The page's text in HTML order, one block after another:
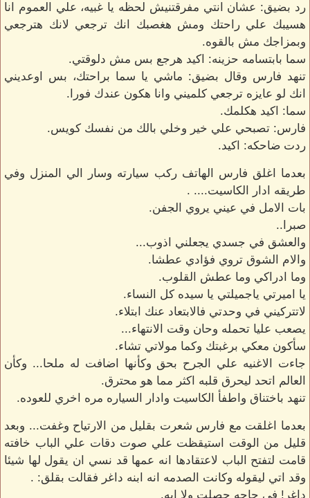
رد بضيق: عشان انتي مفرقتنيش لحظه يا غبيه، علي العموم انا
هسيبك علي راحتك ومش هغصبك انك ترجعي لانك هترجعي
وبمزاجك مش بالقوه.
سما بابتسامه حزينه: اكيد هرجع بس مش دلوقتي.
تنهد فارس وقال بضيق: ماشي يا سما براحتك، بس اوعديني
انك لو عايزه ترجعي كلميني وانا هكون عندك فورا.
سما: اكيد هكلمك.
فارس: تصبحي علي خير وخلي بالك من نفسك كويس.
ردت ضاحكه: اكيد.
بعدما اغلق فارس الهاتف ركب سيارته وسار الي المنزل وفي
طريقه ادار الكاسيت.... .
بات الامل في عيني يروي الجفن.
صبرا..
والعشق في جسدي يجعلني اذوب...
والام الشوق تروي فؤادي عطشا.
وما ادراكي وما عطش القلوب.
يا اميرتي ياجميلتي يا سيده كل النساء.
لاتتركيني في وحدتي فالابتعاد عنك ابتلاء.
يصعب عليا تحمله وحان وقت الانتهاء...
سأكون معكي برغبتك وكما مولاتي تشاء.
جاءت الاغنيه علي الجرح بحق وكأنها اضافت له ملحا... وكأن
العالم اتحد ليحرق قلبه اكثر مما هو محترق.
تنهد باختناق واطفأ الكاسيت وادار السياره مره اخري للعوده.
بعدما اغلقت مع فارس شعرت بقليل من الارتياح وغفت... وبعد
قليل من الوقت استيقظت علي صوت دقات علي الباب خافته
قامت لتفتح الباب لاعتقادها انه عمها قد نسي ان يقول لها شيئا
وقد اتي ليقوله وكانت الصدمه انه ابنه داغر فقالت بقلق: .
داغر! في حاجه حصلت ولا ايه.